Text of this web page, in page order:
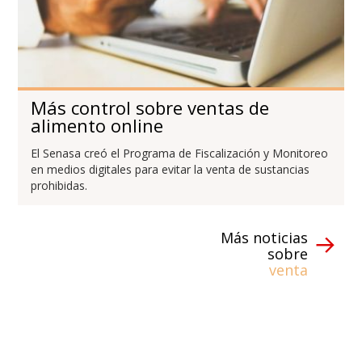
Más control sobre ventas de
alimento online
El Senasa creó el Programa de Fiscalización y Monitoreo
en medios digitales para evitar la venta de sustancias
prohibidas.
Más noticias
sobre
venta